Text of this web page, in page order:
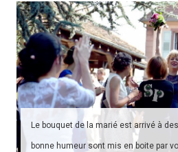
Le bouquet de la marié est arrivé à
bonne humeur sont mis en boite par